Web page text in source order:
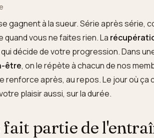
gagnent à la sueur. Série après série,
quand vous ne faites rien. La
décide de votre progression. Dans
être, on le répète à chacun de nos
renforce après, au repos. Le jour où ça
plaisir aussi, sur la durée.
partie de